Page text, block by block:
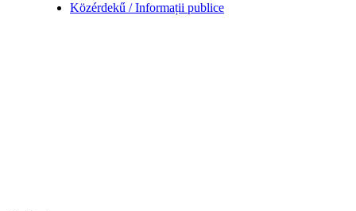
Közérdekű / Informații publice